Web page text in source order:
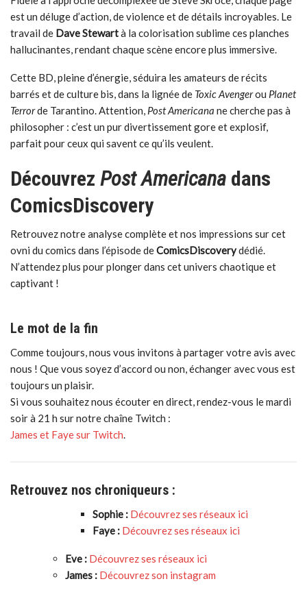
est un déluge d’action, de violence et de détails incroyables. Le
travail de Dave Stewartà la colorisation sublime ces planches
hallucinantes, rendant chaque scène encore plus immersive.
Cette BD, pleine d’énergie, séduira les amateurs de récits
barrés et de culture bis, dans la lignée de Toxic Avengerou Planet
Terrorde Tarantino. Attention, Post Americana ne cherche pas à
philosopher : c’est un pur divertissement gore et explosif,
parfait pour ceux qui savent ce qu’ils veulent.
Découvrez Post Americana dans
ComicsDiscovery
Retrouvez notre analyse complète et nos impressions sur cet
ovni du comics dans l’épisode deComicsDiscoverydédié.
N’attendez plus pour plonger dans cet univers chaotique et
captivant !
Le mot de la fin
Comme toujours, nous vous invitons à partager votre avis avec
nous ! Que vous soyez d’accord ou non, échanger avec vous est
toujours un plaisir.
Si vous souhaitez nous écouter en direct, rendez-vous le mardi
soir à 21 h sur notre chaîne Twitch :
James et Faye sur Twitch.
Retrouvez nos chroniqueurs :
Sophie : Découvrez ses réseaux ici
Faye : Découvrez ses réseaux ici
Eve : Découvrez ses réseaux ici
James : Découvrez son instagram